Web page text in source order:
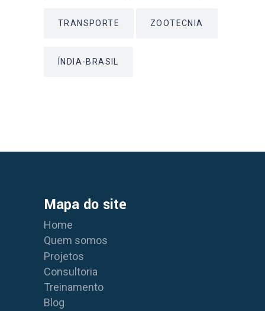
TRANSPORTE ZOOTECNIA
ÍNDIA-BRASIL
Mapa do site
Home
Quem somos
Projetos
Consultoria
Treinamento
Blog